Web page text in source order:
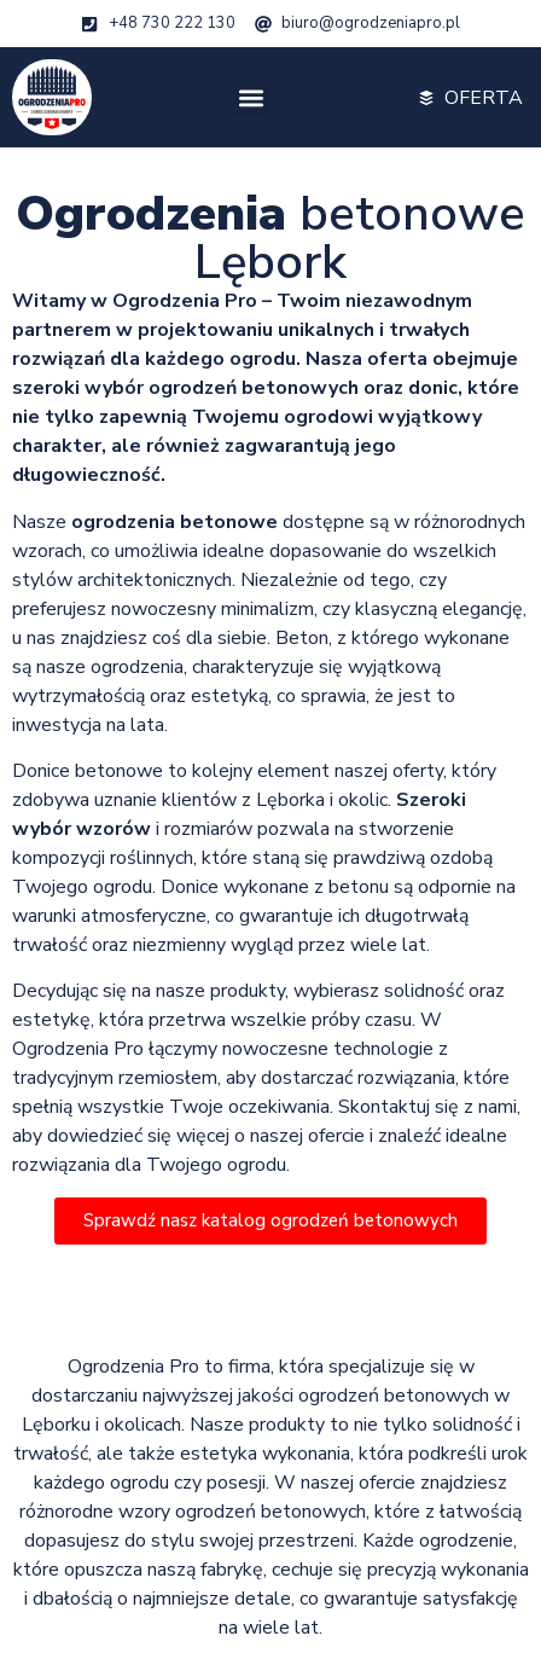
+48 730 222 130 biuro@ogrodzeniapro.pl
OFERTA
Ogrodzenia betonowe
Lębork
Witamy w Ogrodzenia Pro – Twoim niezawodnym
partnerem w projektowaniu unikalnych i trwałych
rozwiązań dla każdego ogrodu. Nasza oferta obejmuje
szeroki wybór ogrodzeń betonowych oraz donic, które
nie tylko zapewnią Twojemu ogrodowi wyjątkowy
charakter, ale również zagwarantują jego
długowieczność.
Nasze ogrodzenia betonowe dostępne są w różnorodnych
wzorach, co umożliwia idealne dopasowanie do wszelkich
stylów architektonicznych. Niezależnie od tego, czy
preferujesz nowoczesny minimalizm, czy klasyczną elegancję,
u nas znajdziesz coś dla siebie. Beton, z którego wykonane
są nasze ogrodzenia, charakteryzuje się wyjątkową
wytrzymałością oraz estetyką, co sprawia, że jest to
inwestycja na lata.
Donice betonowe to kolejny element naszej oferty, który
zdobywa uznanie klientów z Lęborka i okolic. Szeroki
wybór wzorówi rozmiarów pozwala na stworzenie
kompozycji roślinnych, które staną się prawdziwą ozdobą
Twojego ogrodu. Donice wykonane z betonu są odpornie na
warunki atmosferyczne, co gwarantuje ich długotrwałą
trwałość oraz niezmienny wygląd przez wiele lat.
Decydując się na nasze produkty, wybierasz solidność oraz
estetykę, która przetrwa wszelkie próby czasu. W
Ogrodzenia Pro łączymy nowoczesne technologie z
tradycyjnym rzemiosłem, aby dostarczać rozwiązania, które
spełnią wszystkie Twoje oczekiwania. Skontaktuj się z nami,
aby dowiedzieć się więcej o naszej ofercie i znaleźć idealne
rozwiązania dla Twojego ogrodu.
Sprawdź nasz katalog ogrodzeń betonowych
Ogrodzenia Pro to firma, która specjalizuje się w
dostarczaniu najwyższej jakości ogrodzeń betonowych w
Lęborku i okolicach. Nasze produkty to nie tylko solidność i
trwałość, ale także estetyka wykonania, która podkreśli urok
każdego ogrodu czy posesji. W naszej ofercie znajdziesz
różnorodne wzory ogrodzeń betonowych, które z łatwością
dopasujesz do stylu swojej przestrzeni. Każde ogrodzenie,
które opuszcza naszą fabrykę, cechuje się precyzją wykonania
i dbałością o najmniejsze detale, co gwarantuje satysfakcję
na wiele lat.